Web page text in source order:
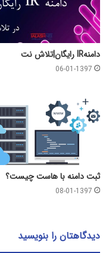
دامنهIR رایگان|تلاش نت
06-01-1397
ثبت دامنه با هاست چیست؟
08-01-1397
دیدگاهتان را بنویسید